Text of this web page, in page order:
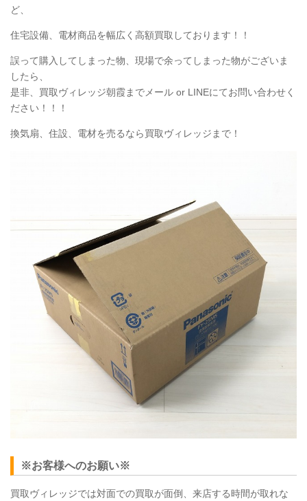
ど、
住宅設備、電材商品を幅広く高額買取しております！！
誤って購入してしまった物、現場で余ってしまった物がございま
したら、
是非、買取ヴィレッジ朝霞までメール or LINEにてお問い合わせく
ださい！！！
換気扇、住設、電材を売るなら買取ヴィレッジまで！
※お客様へのお願い※
買取ヴィレッジでは対面での買取が面倒、来店する時間が取れな